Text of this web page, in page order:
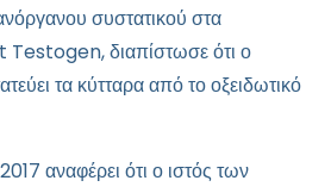
συστατικού στα
διαπίστωσε ότι ο
τα κύτταρα από το οξειδωτικό
αναφέρει ότι ο ιστός των